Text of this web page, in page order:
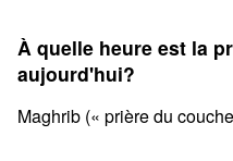
À quelle heure est la
aujourd'hui?
Maghrib (« prière du